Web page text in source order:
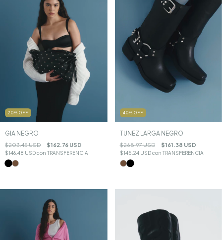
20% OFF
GIA NEGRO
$203.45 USD $162.76 USD
$146.48 USDcon TRANSFERENCIA
40% OFF
TUNEZ LARGA NEGRO
$268.97 USD $161.38 USD
$145.24 USDcon TRANSFERENCIA